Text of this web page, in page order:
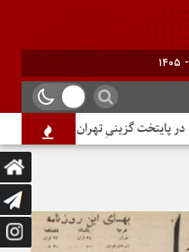
در پایتخت گزینیِ تهران